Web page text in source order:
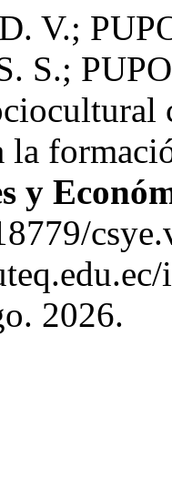
V.;
S.;
la
y
2026.